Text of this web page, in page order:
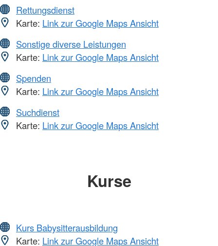
Rettungsdienst
Karte: Link zur Google Maps Ansicht
Sonstige diverse Leistungen
Karte: Link zur Google Maps Ansicht
Spenden
Karte: Link zur Google Maps Ansicht
Suchdienst
Karte: Link zur Google Maps Ansicht
Kurse
Kurs Babysitterausbildung
Karte: Link zur Google Maps Ansicht